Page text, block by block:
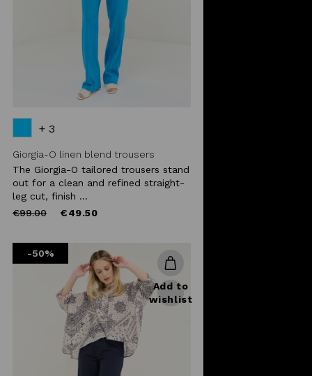
+ 3
Giorgia-O linen blend trousers
The Giorgia-O tailored trousers stand
out for a clean and refined straight-
leg cut, finish ...
Price
€99.00to €49.50
-50%
Add to
wishlist